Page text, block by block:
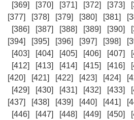
[369]
[370] [371] [372] [373]
[377]
[378] [379] [380] [381]
[386]
[387] [388] [389] [390]
[394]
[395] [396] [397] [398]
[403]
[404] [405] [406] [407]
[412]
[413] [414] [415] [416]
[420]
[421] [422] [423] [424]
[429]
[430] [431] [432] [433]
[437]
[438] [439] [440] [441]
[446]
[447] [448] [449] [450]